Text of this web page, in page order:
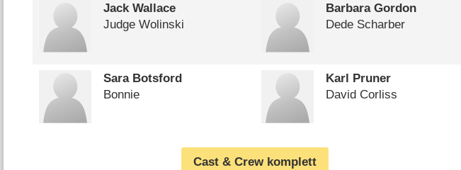
Jack Wallace
Judge Wolinski
Barbara Gordon
Dede Scharber
Sara Botsford
Bonnie
Karl Pruner
David Corliss
Cast & Crew komplett